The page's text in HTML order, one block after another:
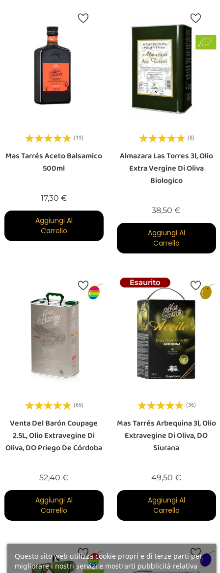
Questo sito web utilizza cookie propri e di terze parti per
migliorare i nostri servizi e mostrarti pubblicità relativa
(19)
Mas Tarrés Aceto Balsamico
500ml
17,30 €Prezzo
Aggiungi Al
Carrello
(8)
Almazara Las Torres 3l, Olio
Extra Vergine Di Oliva
Biologico
38,50 €
Aggiungi Al
Carrello
(65)
Venta Del Barón Coupage
2.5L, Olio Extravegine Di
Oliva, DO Priego De Córdoba
52,40 €Prezzo
Aggiungi Al
Carrello
Esaurito
(36)
Mas Tarrés Arbequina 3l, Olio
Extravegine Di Oliva, DO
Siurana
49,50 €
Aggiungi Al
Carrello